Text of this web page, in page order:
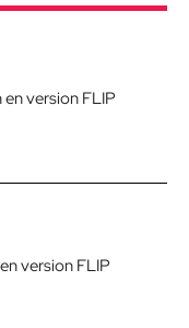
version FLIP
version FLIP